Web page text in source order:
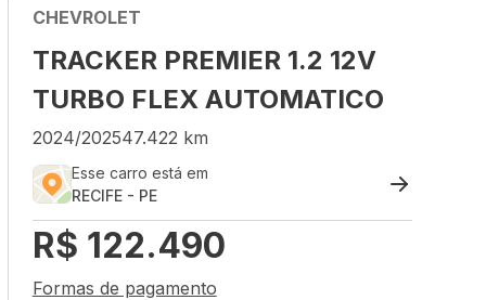
CHEVROLET
TRACKER PREMIER 1.2 12V
TURBO FLEX AUTOMATICO
2024/202547.422 km
Esse carro está em
RECIFE- PE
R$ 122.490
Formas de pagamento